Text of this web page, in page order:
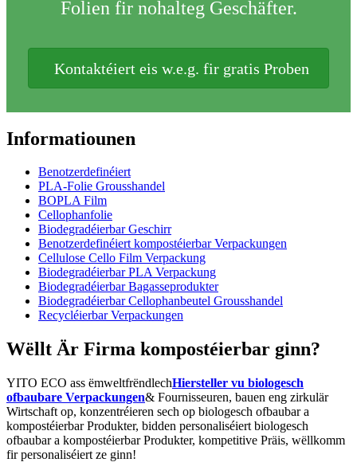
Folien fir nohalteg Geschäfter.
Kontaktéiert eis w.e.g. fir gratis Proben
Informatiounen
Benotzerdefinéiert
PLA-Folie Grousshandel
BOPLA Film
Cellophanfolie
Biodegradéierbar Geschirr
Benotzerdefinéiert kompostéierbar Verpackungen
Cellulose Cello Film Verpackung
Biodegradéierbar PLA Verpackung
Biodegradéierbar Bagasseprodukter
Biodegradéierbar Cellophanbeutel Grousshandel
Recycléierbar Verpackungen
Wëllt Är Firma kompostéierbar ginn?
YITO ECO ass ëmweltfrëndlechHiersteller vu biologesch
ofbaubare Verpackungen& Fournisseuren, bauen eng zirkulär
Wirtschaft op, konzentréieren sech op biologesch ofbaubar a
kompostéierbar Produkter, bidden personaliséiert biologesch
ofbaubar a kompostéierbar Produkter, kompetitive Präis, wëllkomm
fir personaliséiert ze ginn!